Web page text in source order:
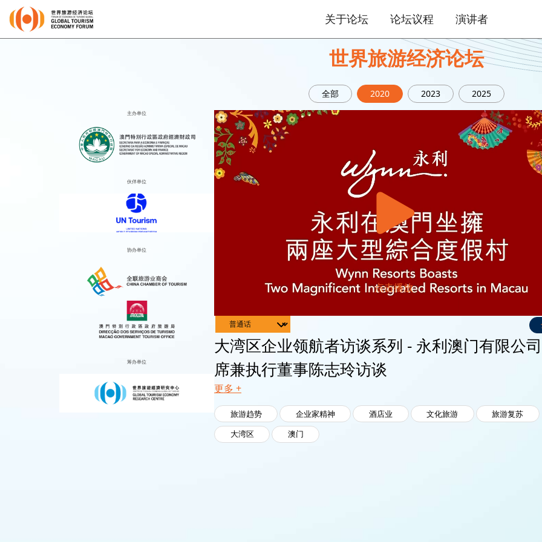
关于论坛 论坛议程 演讲者
世界旅游经济论坛
全部 2020 2023 2025
主办单位
伙伴单位
协办单位
筹办单位
Channels
大湾区企业领航者访谈系列 - 永利澳门有限公
席兼执行董事陈志玲访谈
更多 +
旅游趋势 企业家精神 酒店业 文化旅游
旅游复苏
大湾区
澳门